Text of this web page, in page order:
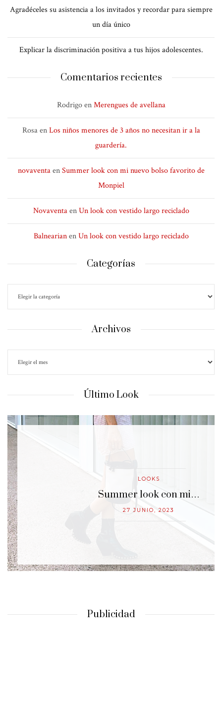
Agradéceles su asistencia a los invitados y recordar para siempre
un día único
Explicar la discriminación positiva a tus hijos adolescentes.
Comentarios recientes
RodrigoenMerengues de avellana
RosaenLos niños menores de 3 años no necesitan ir a la
guardería.
novaventaenSummer look con mi nuevo bolso favorito de
Monpiel
NovaventaenUn look con vestido largo reciclado
BalnearianenUn look con vestido largo reciclado
Categorías
Archivos
Último Look
LOOKS
Summer look con mi…
27 JUNIO, 2023
Publicidad